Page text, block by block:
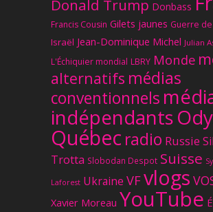
Donald Trump Donbass
Francis Cousin Gilets jaunes Guerre de
Israël Jean-Dominique Michel Julian
L'Échiquier mondial LBRY Monde
alternatifs médias
conventionnels
indépendants
Québec radio Russie
Trotta Slobodan Despot Suisse
Laforest Ukraine VFvlogs
Xavier Moreau YouTube